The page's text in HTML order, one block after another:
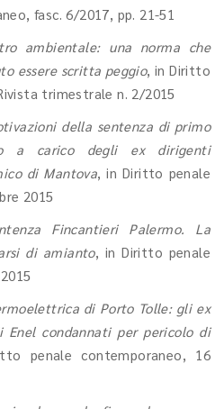
fasc. 6/2017, pp. 21-51
ambientale: una norma che
essere scritta peggio, in Diritto
trimestrale n. 2/2015
della sentenza di primo
a carico degli ex dirigenti
di Mantova, in Diritto penale
2015
Fincantieri Palermo. La
di amianto, in Diritto penale
di Porto Tolle: gli ex
condannati per pericolo di
penale contemporaneo, 16